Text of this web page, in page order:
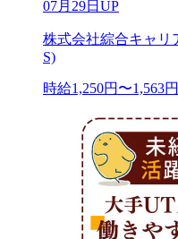
07月29日UP
株式会社綜合キャリ
S)
時給1,250円〜1,563円